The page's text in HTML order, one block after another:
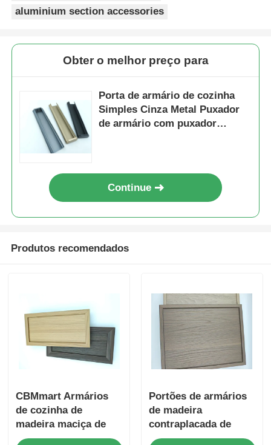
Extrusão industrial de alumínio
Acessórios de perfis de alumínio
Perfis de janela de batente
Perfis de Fachada Cortina
Perfis de acabamento de alumínio
aluminium section accessories
Obter o melhor preço para
Porta de armário de cozinha
Simples Cinza Metal Puxador
de armário com puxador
Continue
Produtos recomendados
CBMmart Armários
de cozinha de
madeira maciça de
carvalho branco
Portões de armários
de madeira
contraplacada de
melamina